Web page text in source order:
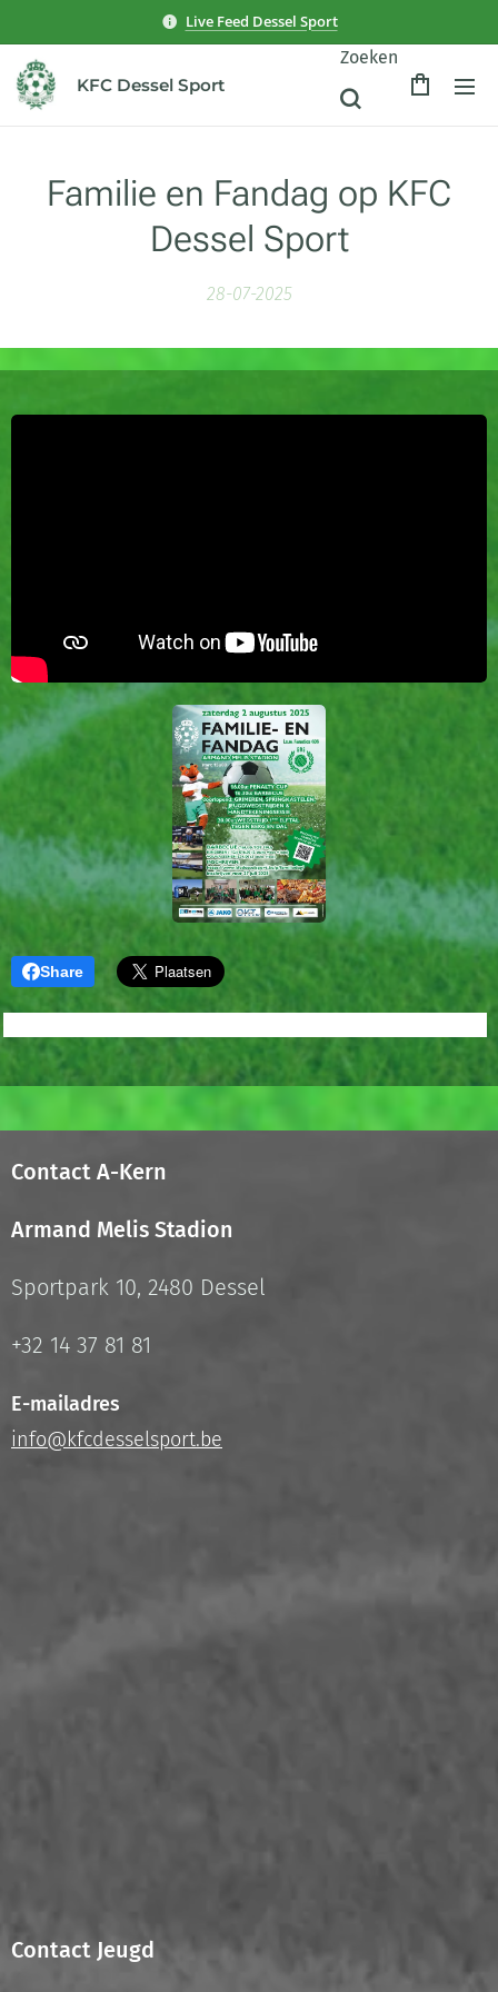
Live Feed Dessel Sport
KFC Dessel Sport
Zoeken
Familie en Fandag op KFC
Dessel Sport
28-07-2025
Share
Contact A-Kern
Armand Melis Stadion
Sportpark 10, 2480 Dessel
+32 14 37 81 81
E-mailadres
info@kfcdesselsport.be
Contact Jeugd